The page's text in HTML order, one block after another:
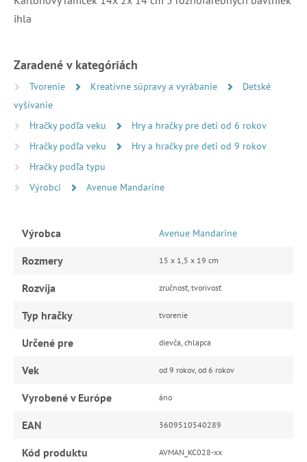
ihla
Zaradené v kategóriách
Tvorenie Kreatívne súpravy a vyrábanie
Detské
vyšívanie
Hračky podľa veku
Hry a hračky pre deti od 6 rokov
Hračky podľa veku
Hry a hračky pre deti od 9 rokov
Hračky podľa typu
Výrobci
Avenue Mandarine
Výrobca Avenue Mandarine
Rozmery 15 x 1,5 x 19 cm
Rozvíja zručnosť, tvorivosť
Typ hračky tvorenie
Určené pre dievča, chlapca
Vek od 9 rokov, od 6 rokov
Vyrobené v Európe áno
EAN 3609510540289
Kód produktu AVMAN_KC028-xx